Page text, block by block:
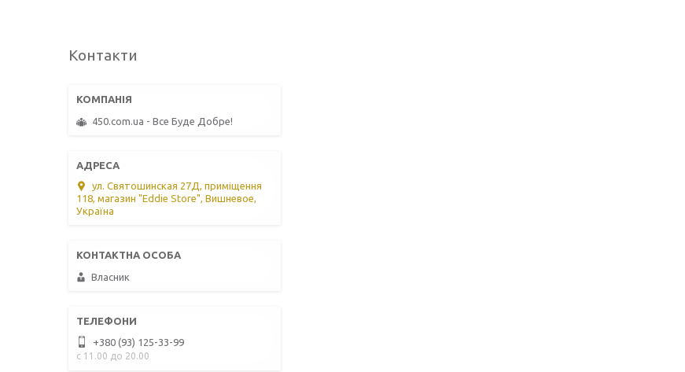
Контакти
450.com.ua - Все Буде Добре!
ул. Святошинская 27Д, приміщення
118, магазин "Eddie Store", Вишневое,
Україна
Власник
+380 (93) 125-33-99
с 11.00 до 20.00